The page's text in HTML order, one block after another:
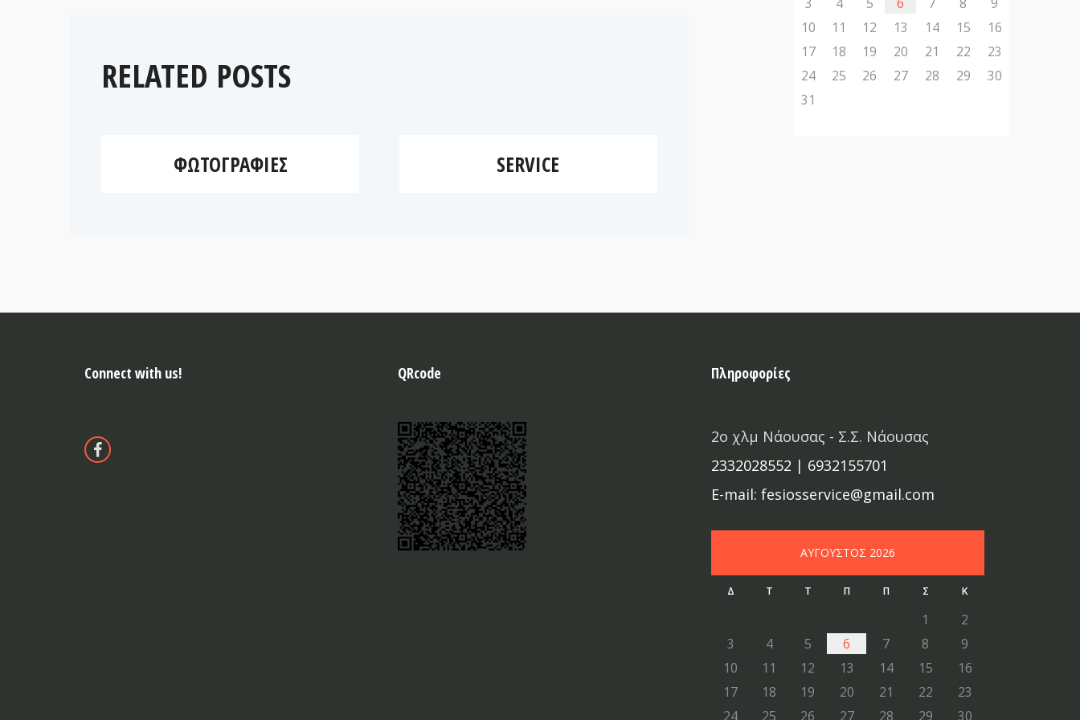
RELATED POSTS
ΦΩΤΟΓΡΑΦΊΕΣ SERVICE
10
11 12 13 14 15
16
17
18 19 20 21 22
23
24
25 26 27 28 29
30
31
Connect with us! QRcode Πληροφορίες
2ο χλμ Νάουσας - Σ.Σ. Νάουσας
2332028552 | 6932155701
E-mail: fesiosservice@gmail.com
ΑΎΓΟΥΣΤΟΣ 2026
Δ Τ Τ Π Π Σ Κ
1
2
3
4 5 6 7 8
9
10
11 12 13 14 15
16
17
18 19 20 21 22
23
24
25 26 27 28 29 30